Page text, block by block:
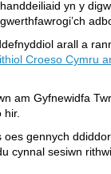
yn y
arall a
Croeso Cymru
am Gyfnewidfa
gennych
cynnal sesiwn